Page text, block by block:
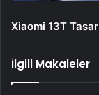
Xiaomi 13T
İlgili Makaleler